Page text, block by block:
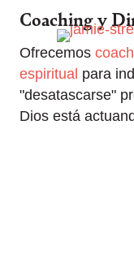
Coaching y
Ofrecemos
espiritual para
"desatascarse"
Dios está